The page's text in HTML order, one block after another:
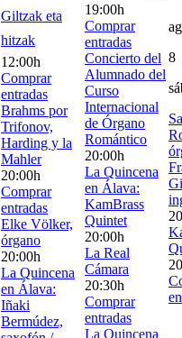
Giltzak eta
hitzak
12:00h
Comprar
entradas
Brahms por
Trifonov,
Harding y la
Mahler
20:00h
Comprar
entradas
Elke Völker,
órgano
20:00h
La Quincena
en Álava:
Iñaki
Bermúdez,
19:00h
Comprar
entradas
Concierto del
Alumnado del
Curso
Internacional
de Órgano
Romántico
20:00h
La Quincena
en Álava:
KamBrass
Quintet
20:00h
La Real
Cámara
20:30h
Comprar
entradas
La Quincena
8